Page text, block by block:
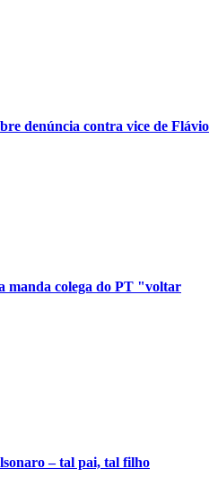
denúncia contra vice de Flávio
manda colega do PT "voltar
– tal pai, tal filho